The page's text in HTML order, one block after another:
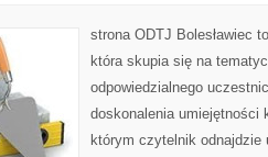
strona ODTJ Bolesławiec
która skupia się na
odpowiedzialnego
doskonalenia umiejętności
którym czytelnik odnajdzie